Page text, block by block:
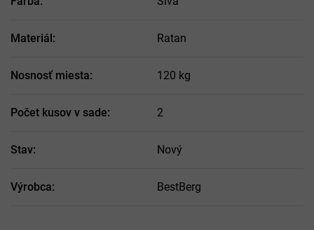
Materiál : Ratan
Nosnosť miesta: 120 kg
Počet kusov v sade: 2
Stav: Nový
Výrobca: BestBerg